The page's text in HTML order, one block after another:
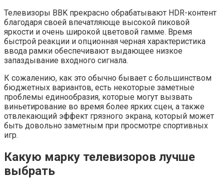
Телевизоры BBK прекрасно обрабатывают HDR-контент
благодаря своей впечатляюще высокой пиковой
яркости и очень широкой цветовой гамме. Время
быстрой реакции и опционная черная характеристика
ввода рамки обеспечивают выдающее низкое
запаздывание входного сигнала.
К сожалению, как это обычно бывает с большинством
бюджетных вариантов, есть некоторые заметные
проблемы единообразия, которые могут вызвать
виньетирование во время более ярких сцен, а также
отвлекающий эффект грязного экрана, который может
быть довольно заметным при просмотре спортивных
игр.
Какую марку телевизоров лучше
выбрать